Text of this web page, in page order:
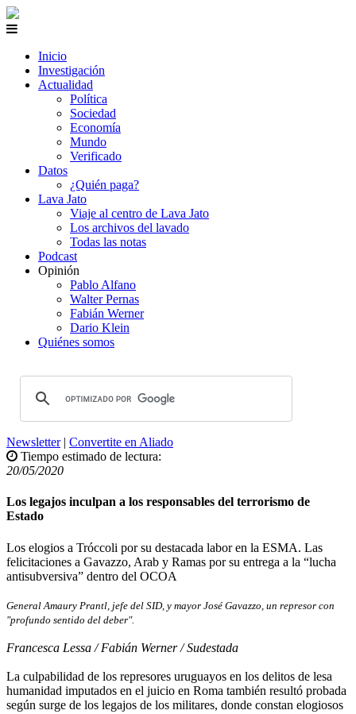
Inicio
Investigación
Actualidad
Política
Sociedad
Economía
Mundo
Verificado
Datos
¿Quién paga?
Lava Jato
Viaje al centro de Lava Jato
Los archivos del lavado
Todas las notas
Podcast
Opinión
Pablo Alfano
Walter Pernas
Fabián Werner
Dario Klein
Quiénes somos
Newsletter| Convertite en Aliado
Tiempo estimado de lectura:
20/05/2020
Los legajos inculpan a los responsables del terrorismo de
Estado
Los elogios a Tróccoli por su destacada labor en la ESMA. Las
felicitaciones a Gavazzo, Arab y Ramas por su entrega a la “lucha
antisubversiva” dentro del OCOA
General Amaury Prantl, jefe del SID, y mayor José Gavazzo, un represor con
"profundo sentido del deber".
Francesca Lessa / Fabián Werner / Sudestada
La culpabilidad de los represores uruguayos en los delitos de lesa
humanidad imputados en el juicio en Roma también resultó probada
según surge de los legajos de los militares, donde constan elogiosos